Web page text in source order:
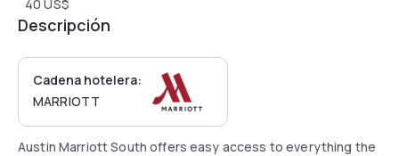
40 US$
Descripción
Cadena hotelera:
MARRIOTT
Austin Marriott South offers easy access to everything the